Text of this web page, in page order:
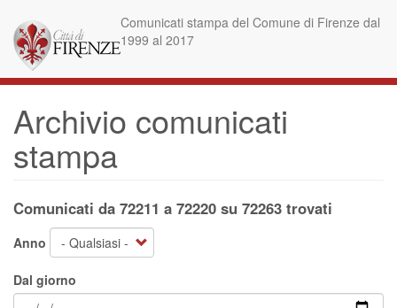
contenuto
principale
Comunicati stampa del Comune di Firenze dal
1999 al 2017
Archivio comunicati
stampa
Comunicati da 72211 a 72220 su 72263 trovati
Anno
Dal giorno